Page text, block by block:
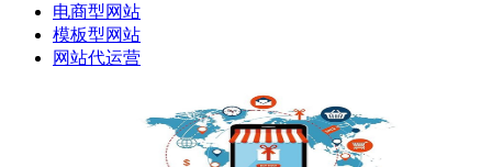
电商型网站
模板型网站
网站代运营